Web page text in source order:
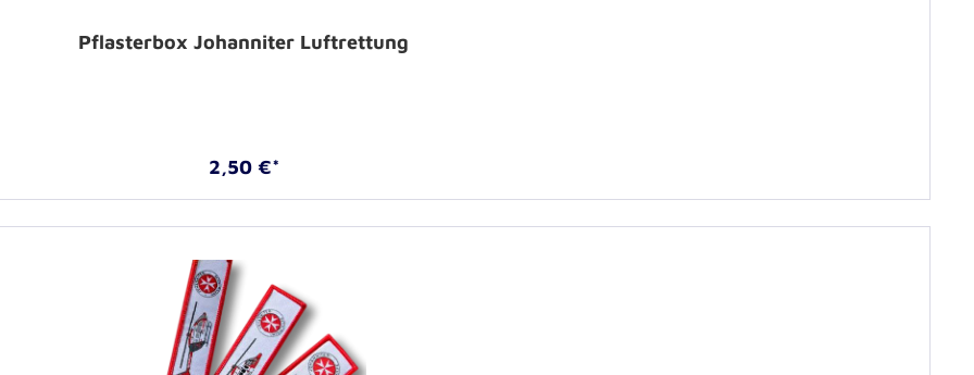
Pflasterbox Johanniter Luftrettung
2,50 €*